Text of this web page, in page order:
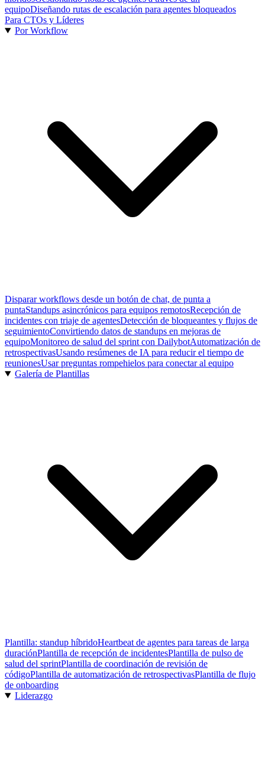
equipoDiseñando rutas de escalación para agentes bloqueados
Para CTOs y Líderes
Por Workflow
Disparar workflows desde un botón de chat, de punta a
puntaStandups asincrónicos para equipos remotosRecepción de
incidentes con triaje de agentesDetección de bloqueantes y flujos de
seguimientoConvirtiendo datos de standups en mejoras de
equipoMonitoreo de salud del sprint con DailybotAutomatización de
retrospectivasUsando resúmenes de IA para reducir el tiempo de
reunionesUsar preguntas rompehielos para conectar al equipo
Galería de Plantillas
Plantilla: standup híbridoHeartbeat de agentes para tareas de larga
duraciónPlantilla de recepción de incidentesPlantilla de pulso de
salud del sprintPlantilla de coordinación de revisión de
códigoPlantilla de automatización de retrospectivasPlantilla de flujo
de onboarding
Liderazgo